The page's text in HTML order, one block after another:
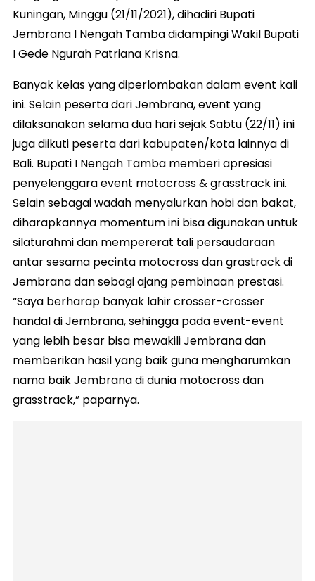
Kuningan, Minggu (21/11/2021), dihadiri Bupati
Jembrana I Nengah Tamba didampingi Wakil Bupati
I Gede Ngurah Patriana Krisna.
Banyak kelas yang diperlombakan dalam event kali
ini. Selain peserta dari Jembrana, event yang
dilaksanakan selama dua hari sejak Sabtu (22/11) ini
juga diikuti peserta dari kabupaten/kota lainnya di
Bali. Bupati I Nengah Tamba memberi apresiasi
penyelenggara event motocross & grasstrack ini.
Selain sebagai wadah menyalurkan hobi dan bakat,
diharapkannya momentum ini bisa digunakan untuk
silaturahmi dan mempererat tali persaudaraan
antar sesama pecinta motocross dan grastrack di
Jembrana dan sebagi ajang pembinaan prestasi.
“Saya berharap banyak lahir crosser-crosser
handal di Jembrana, sehingga pada event-event
yang lebih besar bisa mewakili Jembrana dan
memberikan hasil yang baik guna mengharumkan
nama baik Jembrana di dunia motocross dan
grasstrack,” paparnya.